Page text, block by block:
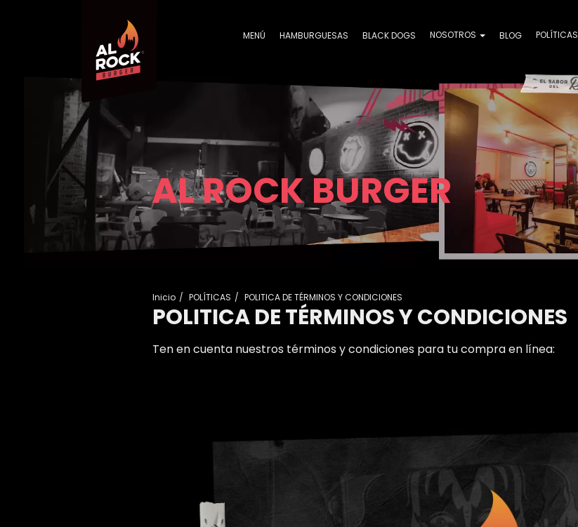
MENÚ HAMBURGUESAS BLACK DOGS NOSOTROS BLOG POLÍTICAS
AL ROCK BURGER
Inicio POLÍTICAS POLITICA DE TÉRMINOS Y CONDICIONES
POLITICA DE TÉRMINOS Y CONDICIONES
Ten en cuenta nuestros términos y condiciones para tu compra en línea: